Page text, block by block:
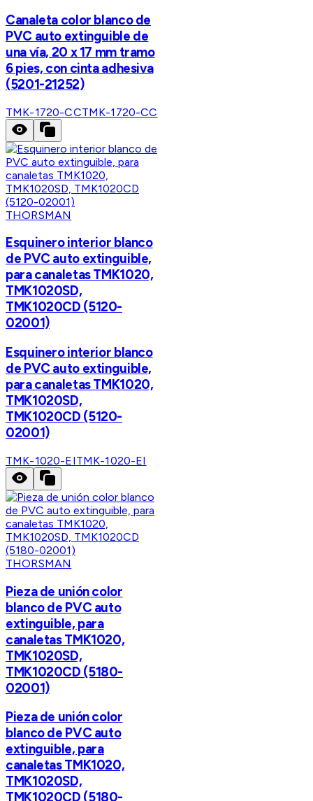
Canaleta color blanco de
PVC auto extinguible de
una vía, 20 x 17 mm tramo
6 pies, con cinta adhesiva
(5201-21252)
TMK-1720-CCTMK-1720-CC
THORSMAN
Esquinero interior blanco
de PVC auto extinguible,
para canaletas TMK1020,
TMK1020SD,
TMK1020CD (5120-
02001)
Esquinero interior blanco
de PVC auto extinguible,
para canaletas TMK1020,
TMK1020SD,
TMK1020CD (5120-
02001)
TMK-1020-EITMK-1020-EI
THORSMAN
Pieza de unión color
blanco de PVC auto
extinguible, para
canaletas TMK1020,
TMK1020SD,
TMK1020CD (5180-
02001)
Pieza de unión color
blanco de PVC auto
extinguible, para
canaletas TMK1020,
TMK1020SD,
TMK1020CD (5180-